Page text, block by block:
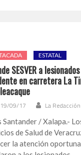
ESTATAL
SESVER a
en carretera La
09/17 La Redacción
Santander / Xalapa.-
de Salud de
la atención